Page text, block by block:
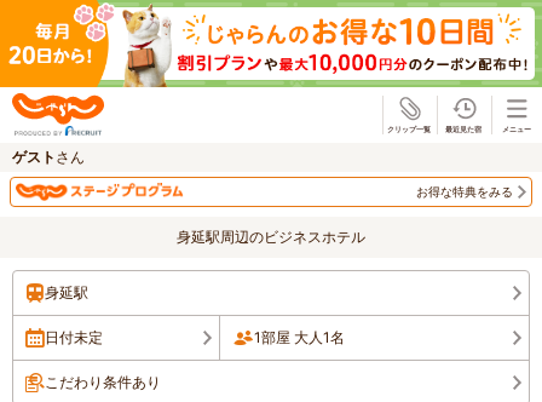
ゲスト さん
お得な特典をみる
身延駅周辺のビジネスホテル
身延駅
日付未定 1部屋 大人1名
こだわり条件あり